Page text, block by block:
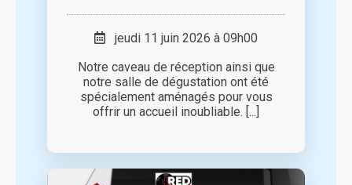
jeudi 11 juin 2026 à 09h00
Notre caveau de réception ainsi que
notre salle de dégustation ont été
spécialement aménagés pour vous
offrir un accueil inoubliable. [...]